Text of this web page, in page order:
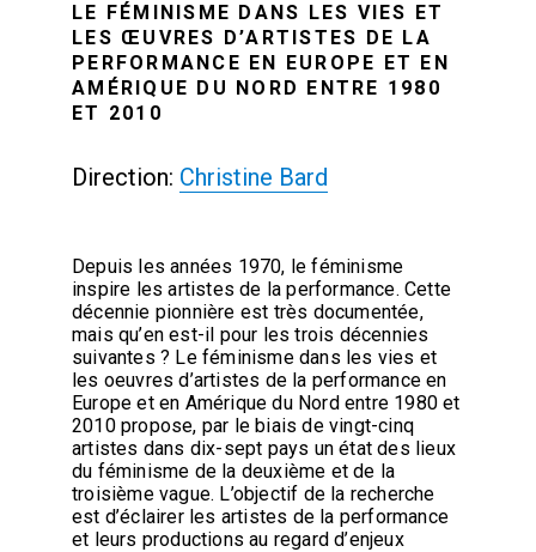
LE FÉMINISME DANS LES VIES ET
LES ŒUVRES D’ARTISTES DE LA
PERFORMANCE EN EUROPE ET EN
AMÉRIQUE DU NORD ENTRE 1980
ET 2010
Direction: Christine Bard
Depuis les années 1970, le féminisme
inspire les artistes de la performance. Cette
décennie pionnière est très documentée,
mais qu’en est-il pour les trois décennies
suivantes ? Le féminisme dans les vies et
les oeuvres d’artistes de la performance en
Europe et en Amérique du Nord entre 1980 et
2010 propose, par le biais de vingt-cinq
artistes dans dix-sept pays un état des lieux
du féminisme de la deuxième et de la
troisième vague. L’objectif de la recherche
est d’éclairer les artistes de la performance
et leurs productions au regard d’enjeux